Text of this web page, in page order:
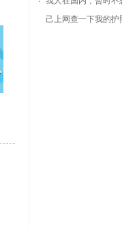
己上网查一下我的护